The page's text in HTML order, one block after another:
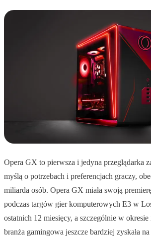
Opera GX to pierwsza i jedyna przeglądarka
myślą o potrzebach i preferencjach graczy,
miliarda osób. Opera GX miała swoją
podczas targów gier komputerowych E3 w
ostatnich 12 miesięcy, a szczególnie w okresie
branża gamingowa jeszcze bardziej zyskała